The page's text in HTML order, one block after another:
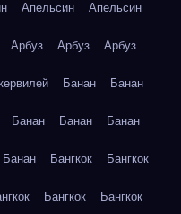
Апельсин Апельсин
Арбуз Арбуз Арбуз
Банан Банан
Банан Банан Банан
Банан Бангкок Бангкок
Бангкок Бангкок